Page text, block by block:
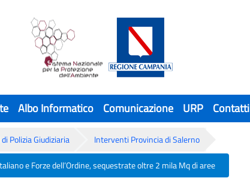
Albo Informatico Comunicazione URP Contatti
Polizia Giudiziaria Interventi Provincia di Salerno
e Forze dell’Ordine, sequestrate oltre 2 mila Mq di aree